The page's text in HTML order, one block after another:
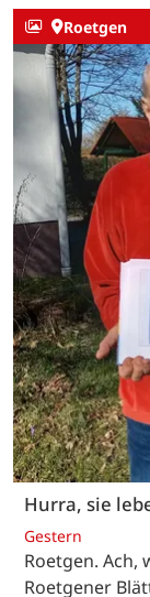
Roetgen
Hurra, sie
Gestern
Roetgen. Ach,
Roetgener